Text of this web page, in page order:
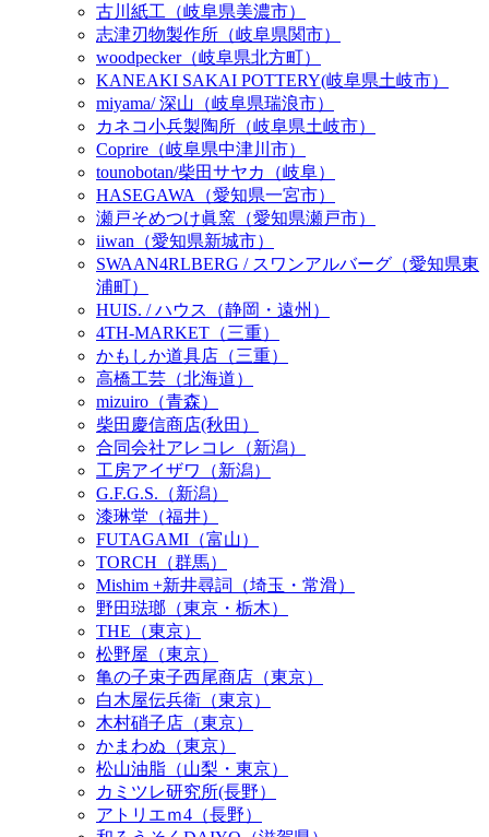
古川紙工（岐阜県美濃市）
志津刃物製作所（岐阜県関市）
woodpecker（岐阜県北方町）
KANEAKI SAKAI POTTERY(岐阜県土岐市）
miyama/ 深山（岐阜県瑞浪市）
カネコ小兵製陶所（岐阜県土岐市）
Coprire（岐阜県中津川市）
tounobotan/柴田サヤカ（岐阜）
HASEGAWA（愛知県一宮市）
瀬戸そめつけ眞窯（愛知県瀬戸市）
iiwan（愛知県新城市）
SWAAN4RLBERG / スワンアルバーグ（愛知県東
浦町）
HUIS. / ハウス（静岡・遠州）
4TH-MARKET（三重）
かもしか道具店（三重）
高橋工芸（北海道）
mizuiro（青森）
柴田慶信商店(秋田）
合同会社アレコレ（新潟）
工房アイザワ（新潟）
G.F.G.S.（新潟）
漆琳堂（福井）
FUTAGAMI（富山）
TORCH（群馬）
Mishim +新井尋詞（埼玉・常滑）
野田琺瑯（東京・栃木）
THE（東京）
松野屋（東京）
亀の子束子西尾商店（東京）
白木屋伝兵衛（東京）
木村硝子店（東京）
かまわぬ（東京）
松山油脂（山梨・東京）
カミツレ研究所(長野）
アトリエｍ4（長野）